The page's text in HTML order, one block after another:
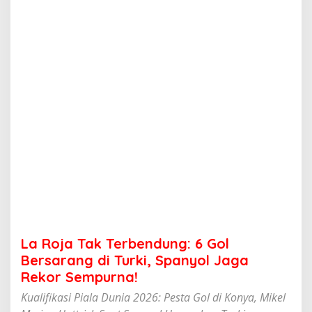
r
a
n
g
d
i
La Roja Tak Terbendung: 6 Gol
Bersarang di Turki, Spanyol Jaga
Rekor Sempurna!
Kualifikasi Piala Dunia 2026: Pesta Gol di Konya, Mikel